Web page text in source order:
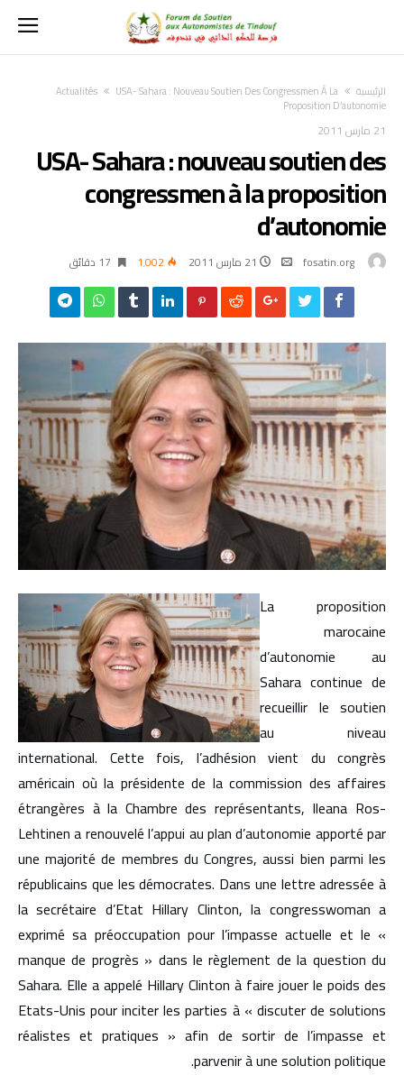
‫الرئيسية‬ Actualités
USA- Sahara : Nouveau Soutien Des Congressmen À La
Proposition D’autonomie
21 مارس 2011
USA- Sahara : nouveau soutien des
congressmen à la proposition
d’autonomie
fosatin.org 21 مارس 2011 1٬002 17 ‫دقائق‬
La proposition
marocaine
d’autonomie au
Sahara continue de
recueillir le soutien
au niveau
international. Cette fois, l’adhésion vient du congrès
américain où la présidente de la commission des affaires
étrangères à la Chambre des représentants, Ileana Ros-
Lehtinen a renouvelé l’appui au plan d’autonomie apporté par
une majorité de membres du Congres, aussi bien parmi les
républicains que les démocrates. Dans une lettre adressée à
la secrétaire d’Etat Hillary Clinton, la congresswoman a
exprimé sa préoccupation pour l’impasse actuelle et le «
manque de progrès » dans le règlement de la question du
Sahara. Elle a appelé Hillary Clinton à faire jouer le poids des
Etats-Unis pour inciter les parties à « discuter de solutions
réalistes et pratiques » afin de sortir de l’impasse et
parvenir à une solution politique.